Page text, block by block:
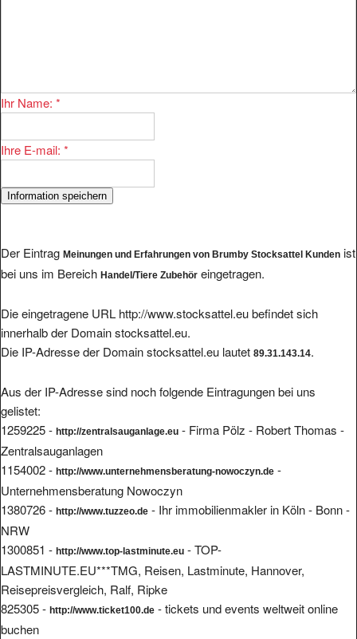
Ihr Name: *
Ihre E-mail: *
Der Eintrag Meinungen und Erfahrungen von Brumby Stocksattel Kunden ist
bei uns im Bereich Handel/Tiere Zubehör eingetragen.
Die eingetragene URL http://www.stocksattel.eu befindet sich
innerhalb der Domain stocksattel.eu.
Die IP-Adresse der Domain stocksattel.eu lautet 89.31.143.14.
Aus der IP-Adresse sind noch folgende Eintragungen bei uns
gelistet:
1259225 - http://zentralsauganlage.eu - Firma Pölz - Robert Thomas -
Zentralsauganlagen
1154002 - http://www.unternehmensberatung-nowoczyn.de -
Unternehmensberatung Nowoczyn
1380726 - http://www.tuzzeo.de - Ihr immobilienmakler in Köln - Bonn -
NRW
1300851 - http://www.top-lastminute.eu - TOP-
LASTMINUTE.EU***TMG, Reisen, Lastminute, Hannover,
Reisepreisvergleich, Ralf, Ripke
825305 - http://www.ticket100.de - tickets und events weltweit online
buchen